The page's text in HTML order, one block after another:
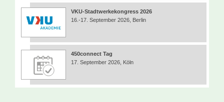
VKU-Stadtwerkekongress 2026
16.-17. September 2026, Berlin
450connect Tag
17. September 2026, Köln